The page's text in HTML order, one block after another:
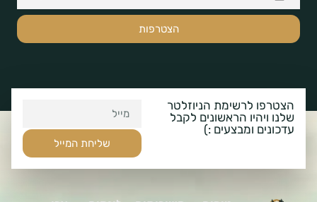
הצטרפות
הצטרפו לרשימת הניוזלטר
שלנו ויהיו הראשונים לקבל
עדכונים ומבצעים :)
שליחת המייל